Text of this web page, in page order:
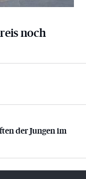
noch
der Jungen im
der Jungen im